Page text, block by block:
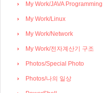
My Work/JAVA Programming
My Work/Linux
My Work/Network
My Work/전자계산기 구조
Photos/Special Photo
Photos/나의 일상